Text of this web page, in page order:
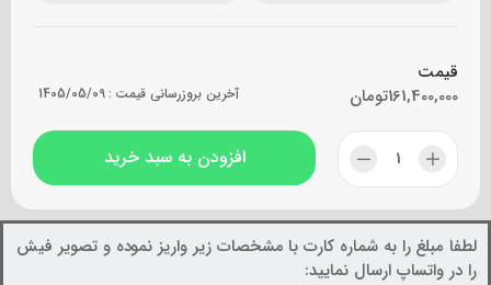
قیمت
تومان161,400,000 آخرین بروزرسانی قیمت :1405/05/09
افزودن به سبد خرید
لطفا مبلغ را به شماره کارت با مشخصات زیر واریز نموده و تصویر فیش
را در واتساپ ارسال نمایید: